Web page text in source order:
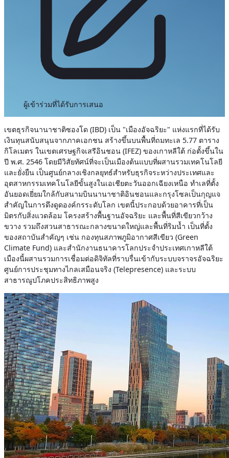
ผู้เข้าร่วมที่ได้รับการเสนอ
เขตธุรกิจนานาชาติซองโด (IBD) เป็น "เมืองอัจฉริยะ" แห่งแรกที่ได้รับ
เงินทุนสนับสนุนจากภาคเอกชน สร้างขึ้นบนพื้นที่ถมทะเล 5.77 ตาราง
กิโลเมตร ในเขตเศรษฐกิจเสรีอินชอน (IFEZ) ของเกาหลีใต้ ก่อตั้งขึ้นใน
ปี พ.ศ. 2546 โดยมีวิสัยทัศน์ที่จะเป็นเมืองต้นแบบที่ผสานรวมเทคโนโลยี
และยั่งยืน เป็นศูนย์กลางเชิงกลยุทธ์สำหรับธุรกิจระหว่างประเทศและ
อุตสาหกรรมเทคโนโลยีขั้นสูงในเอเชียตะวันออกเฉียงเหนือ ทำเลที่ตั้ง
อันยอดเยี่ยมใกล้กับสนามบินนานาชาติอินชอนและกรุงโซลเป็นกุญแจ
สำคัญในการดึงดูดองค์กรระดับโลก เขตนี้ประกอบด้วยอาคารที่เป็น
มิตรกับสิ่งแวดล้อม โครงสร้างพื้นฐานอัจฉริยะ และพื้นที่สีเขียวกว้าง
ขวาง รวมถึงสวนสาธารณะกลางขนาดใหญ่และพื้นที่ริมน้ำ เป็นที่ตั้ง
ของสถาบันสำคัญๆ เช่น กองทุนสภาพภูมิอากาศสีเขียว (Green
Climate Fund) และสำนักงานธนาคารโลกประจำประเทศเกาหลีใต้
เมืองนี้ผสานรวมการเชื่อมต่อดิจิทัลที่ราบรื่นเข้ากับระบบจราจรอัจฉริยะ
ศูนย์การประชุมทางไกลเสมือนจริง (Telepresence) และระบบ
สาธารณูปโภคประสิทธิภาพสูง